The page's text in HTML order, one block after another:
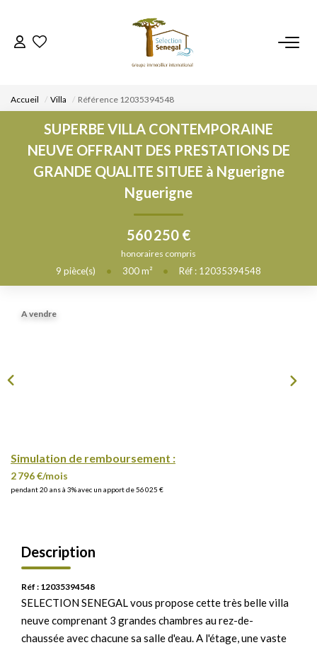
ACCUEIL
NOS BIENS
VENDRE UN BIEN
DÉPOSEZ VOTRE RECHERCHE
NOUS REJOINDRE
CONTACT
Accueil Villa Référence 12035394548
SUPERBE VILLA CONTEMPORAINE
NEUVE OFFRANT DES PRESTATIONS DE
GRANDE QUALITE SITUEE à Nguerigne
Nguerigne
560 250 €
honoraires compris
9 pièce(s) • 300m² • Réf : 12035394548
A vendre
Simulation de remboursement :
2 796 €/mois
pendant 20 ans à 3% avec un apport de 56 025 €
Description
Réf : 12035394548
SELECTION SENEGAL vous propose cette très belle villa
neuve comprenant 3 grandes chambres au rez-de-
chaussée avec chacune sa salle d'eau. A l'étage, une vaste